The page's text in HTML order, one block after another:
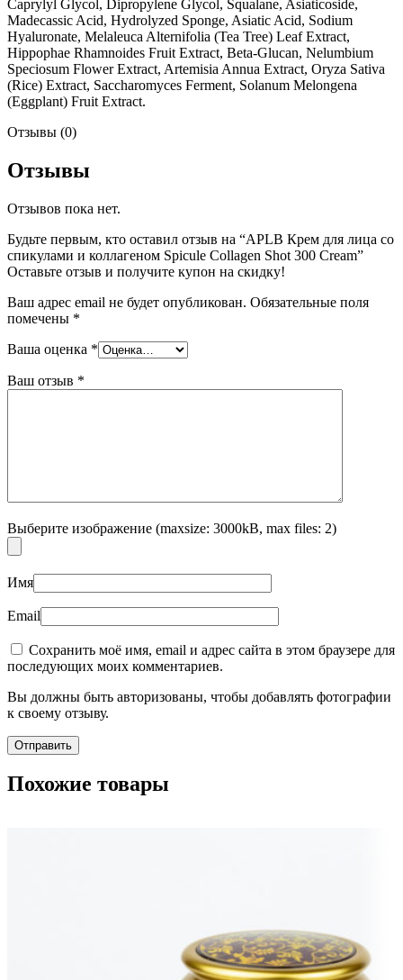
Caprylyl Glycol, Dipropylene Glycol, Squalane, Asiaticoside,
Madecassic Acid, Hydrolyzed Sponge, Asiatic Acid, Sodium
Hyaluronate, Melaleuca Alternifolia (Tea Tree) Leaf Extract,
Hippophae Rhamnoides Fruit Extract, Beta-Glucan, Nelumbium
Speciosum Flower Extract, Artemisia Annua Extract, Oryza Sativa
(Rice) Extract, Saccharomyces Ferment, Solanum Melongena
(Eggplant) Fruit Extract.
Отзывы (0)
Отзывы
Отзывов пока нет.
Будьте первым, кто оставил отзыв на “APLB Крем для лица со
спикулами и коллагеном Spicule Collagen Shot 300 Cream”
Оставьте отзыв и получите купон на скидку!
Ваш адрес email не будет опубликован. Обязательные поля
помечены *
Ваша оценка *
Ваш отзыв *
Выберите изображение (maxsize: 3000kB, max files: 2)
Имя
Email
Сохранить моё имя, email и адрес сайта в этом браузере для
последующих моих комментариев.
Вы должны быть авторизованы, чтобы добавлять фотографии
к своему отзыву.
Похожие товары